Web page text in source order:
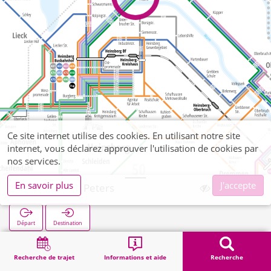
Recherche de trajet Informations et aide Recherche
Unterbruch Peters
Départ Destination
Démarrage Recherche
Ce site internet utilise des cookies. En utilisant notre site
internet, vous déclarez approuver l'utilisation de cookies par
nos services.
En savoir plus
J'accepte